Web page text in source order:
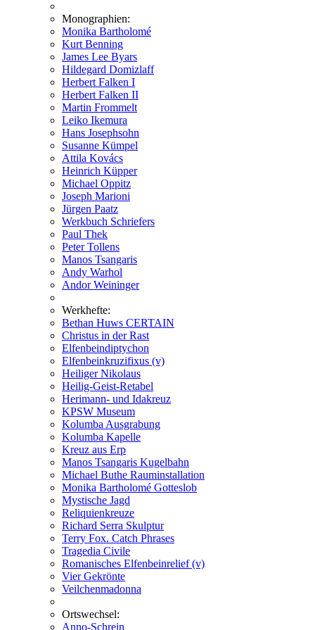
Monographien:
Monika Bartholomé
Kurt Benning
James Lee Byars
Hildegard Domizlaff
Herbert Falken I
Herbert Falken II
Martin Frommelt
Leiko Ikemura
Hans Josephsohn
Susanne Kümpel
Attila Kovács
Heinrich Küpper
Michael Oppitz
Joseph Marioni
Jürgen Paatz
Werkbuch Schriefers
Paul Thek
Peter Tollens
Manos Tsangaris
Andy Warhol
Andor Weininger
Werkhefte:
Bethan Huws CERTAIN
Christus in der Rast
Elfenbeindiptychon
Elfenbeinkruzifixus (v)
Heiliger Nikolaus
Heilig-Geist-Retabel
Herimann- und Idakreuz
KPSW Museum
Kolumba Ausgrabung
Kolumba Kapelle
Kreuz aus Erp
Manos Tsangaris Kugelbahn
Michael Buthe Rauminstallation
Monika Bartholomé Gotteslob
Mystische Jagd
Reliquienkreuze
Richard Serra Skulptur
Terry Fox. Catch Phrases
Tragedia Civile
Romanisches Elfenbeinrelief (v)
Vier Gekrönte
Veilchenmadonna
Ortswechsel:
Anno-Schrein